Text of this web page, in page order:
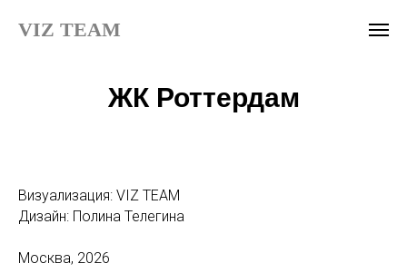
VIZ TEAM
ЖК Роттердам
Визуализация: VIZ TEAM
Дизайн: Полина Телегина
Москва, 2026